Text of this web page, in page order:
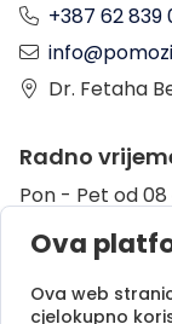
+387 62 839
Dr. Fetaha
Radno
Pon - Pet od 08
Sub od 10 do 17h
Nedjelja -
Ova
Ova web
cjelokupno